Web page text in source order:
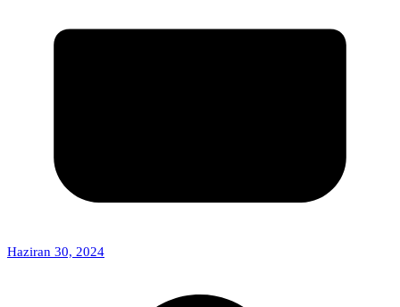
Haziran 30, 2024